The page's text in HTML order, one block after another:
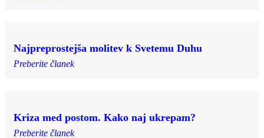
Najpreprostejša molitev k Svetemu Duhu
Preberite članek
Kriza med postom. Kako naj ukrepam?
Preberite članek